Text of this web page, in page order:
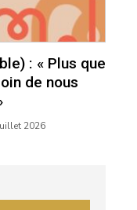
: « Plus que
de nous
2026